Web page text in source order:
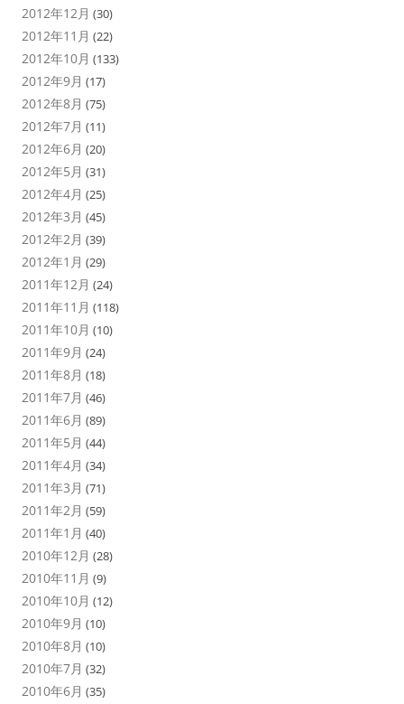
2012年12月 (30)
2012年11月 (22)
2012年10月 (133)
2012年9月 (17)
2012年8月 (75)
2012年7月 (11)
2012年6月 (20)
2012年5月 (31)
2012年4月 (25)
2012年3月 (45)
2012年2月 (39)
2012年1月 (29)
2011年12月 (24)
2011年11月 (118)
2011年10月 (10)
2011年9月 (24)
2011年8月 (18)
2011年7月 (46)
2011年6月 (89)
2011年5月 (44)
2011年4月 (34)
2011年3月 (71)
2011年2月 (59)
2011年1月 (40)
2010年12月 (28)
2010年11月 (9)
2010年10月 (12)
2010年9月 (10)
2010年8月 (10)
2010年7月 (32)
2010年6月 (35)